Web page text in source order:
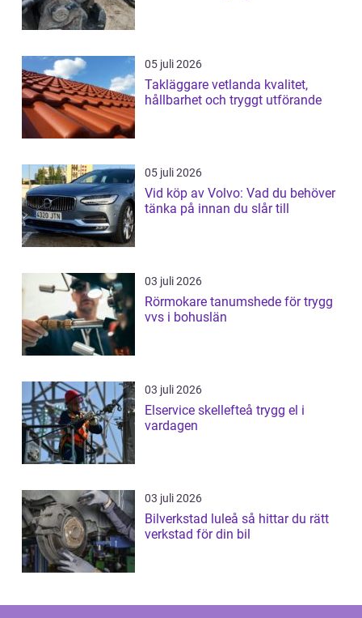
05 juli 2026
Takläggare vetlanda kvalitet,
hållbarhet och tryggt utförande
05 juli 2026
Vid köp av Volvo: Vad du behöver
tänka på innan du slår till
03 juli 2026
Rörmokare tanumshede för trygg
vvs i bohuslän
03 juli 2026
Elservice skellefteå trygg el i
vardagen
03 juli 2026
Bilverkstad luleå så hittar du rätt
verkstad för din bil